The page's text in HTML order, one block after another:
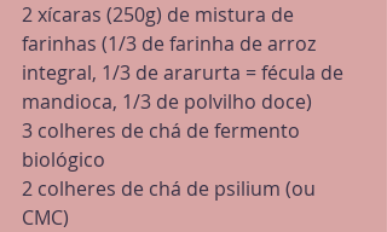
2 xícaras (250g) de mistura de
farinhas (1/3 de farinha de arroz
integral, 1/3 de ararurta = fécula de
mandioca, 1/3 de polvilho doce)
3 colheres de chá de fermento
biológico
2 colheres de chá de psilium (ou
CMC)